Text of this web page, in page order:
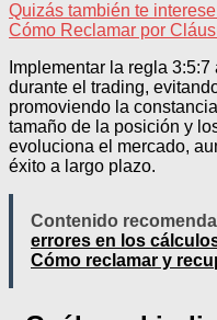
Quizás también te
Cómo Reclamar por
Implementar la regla
durante el trading,
promoviendo la
tamaño de la posición y
evoluciona el mercado,
éxito a largo plazo.
Contenido
errores en los
Cómo reclamar y